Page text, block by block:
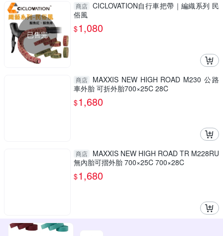
已售完
商店 CICLOVATION自行車把帶｜編織系列 民
俗風
$1,080
商店
MAXXIS NEW HIGH ROAD M230 公路
車外胎 可折外胎700×25C 28C
$1,680
商店
MAXXIS NEW HIGH ROAD TR M228RU
無內胎可摺外胎 700×25C 700×28C
$1,680